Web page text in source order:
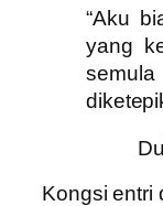
“Aku
yang
Kongsi entri